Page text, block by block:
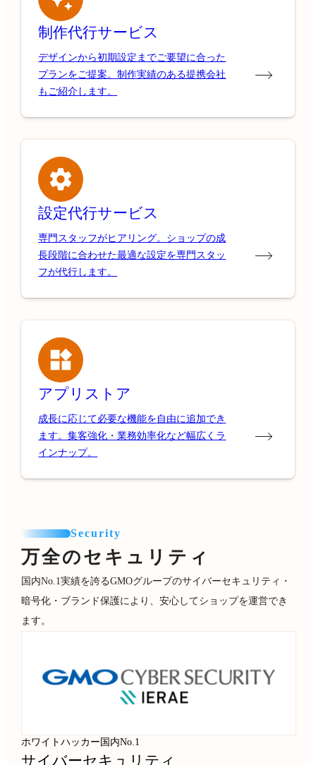
制作代行サービス
デザインから初期設定までご要望に合った
プランをご提案。制作実績のある提携会社
もご紹介します。
設定代行サービス
専門スタッフがヒアリング。ショップの成
長段階に合わせた最適な設定を専門スタッ
フが代行します。
アプリストア
成長に応じて必要な機能を自由に追加でき
ます。集客強化・業務効率化など幅広くラ
インナップ。
Security
万全のセキュリティ
国内No.1実績を誇るGMOグループのサイバーセキュリティ・
暗号化・ブランド保護により、安心してショップを運営でき
ます。
ホワイトハッカー国内No.1
サイバーセキュリティ